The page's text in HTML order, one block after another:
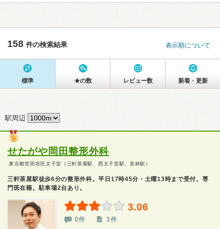
158 件の検索結果 表示順について
標準 ★の数 レビュー数 新着・更新
駅周辺
せたがや岡田整形外科
東京都世田谷区太子堂（三軒茶屋駅、西太子堂駅、若林駅）
三軒茶屋駅徒歩6分の整形外科。平日17時45分・土曜13時まで受付。専
門医在籍。駐車場2台あり。
3.06
0件 3件